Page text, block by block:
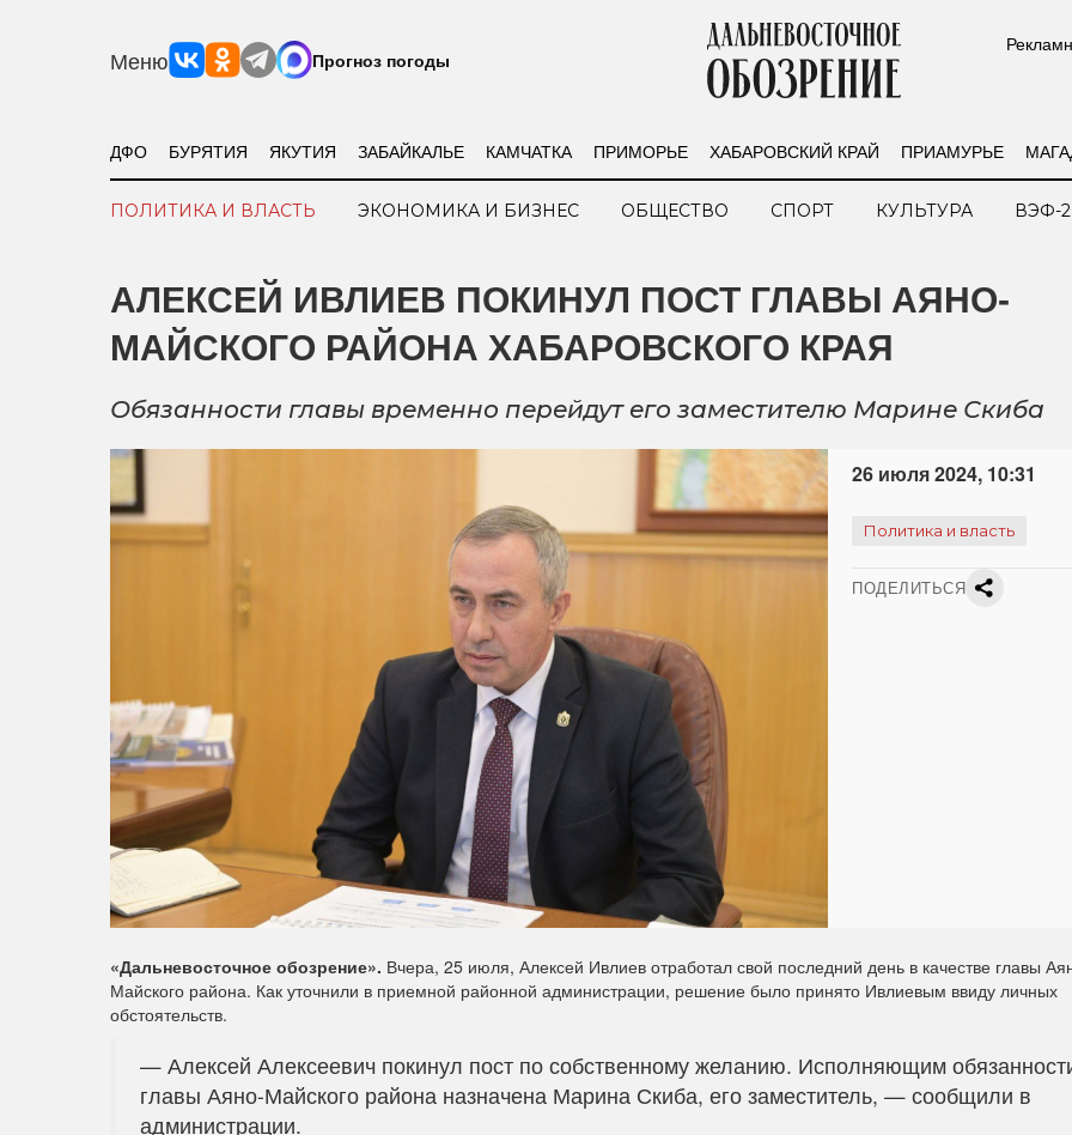
Меню Прогноз погоды
ДФО БУРЯТИЯ ЯКУТИЯ ЗАБАЙКАЛЬЕ КАМЧАТКА ПРИМОРЬЕ ХАБАРОВСКИЙ КРАЙ ПРИАМУРЬЕ
ПОЛИТИКА И ВЛАСТЬ ЭКОНОМИКА И БИЗНЕС ОБЩЕСТВО СПОРТ КУЛЬТУРА ВЭФ-
АЛЕКСЕЙ ИВЛИЕВ ПОКИНУЛ ПОСТ ГЛАВЫ АЯНО-
МАЙСКОГО РАЙОНА ХАБАРОВСКОГО КРАЯ
Обязанности главы временно перейдут его заместителю Марине Скиба
26 июля 2024, 10:31
Политика и власть
ПОДЕЛИТЬСЯ
«Дальневосточное обозрение». Вчера, 25 июля, Алексей Ивлиев отработал свой последний день в качестве главы
Майского района. Как уточнили в приемной районной администрации, решение было принято Ивлиевым ввиду личных
обстоятельств.
— Алексей Алексеевич покинул пост по собственному желанию. Исполняющим
главы Аяно-Майского района назначена Марина Скиба, его заместитель, — сообщили в
администрации.